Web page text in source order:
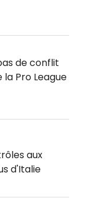
de conflit
la Pro League
aux
d'Italie